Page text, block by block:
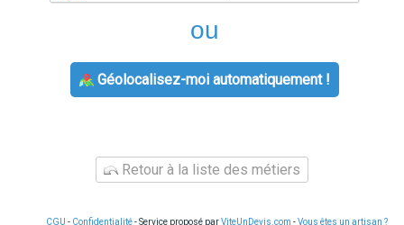
ou
Géolocalisez-moi automatiquement !
Retour à la liste des métiers
CGU - Confidentialité- Service proposé parViteUnDevis.com -Vous êtes un artisan ?